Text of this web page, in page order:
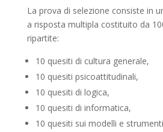
La prova di selezione consiste in
a risposta multipla costituito da
ripartite:
10 quesiti di cultura generale,
10 quesiti psicoattitudinali,
10 quesiti di logica,
10 quesiti di informatica,
10 quesiti sui modelli e